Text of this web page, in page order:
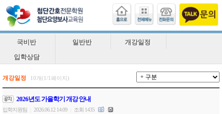
국비반 일반반
개강일정
입학상담
개강일정 10개(1/1페이지)
2026년도 가을학기 개강 안내
입학지원팀 2026.06.12 14:09 조회 1435